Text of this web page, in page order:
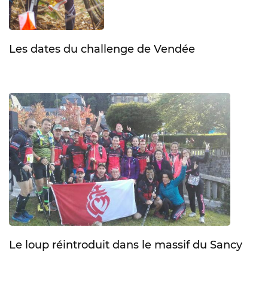
Les dates du challenge de Vendée
Le loup réintroduit dans le massif du Sancy